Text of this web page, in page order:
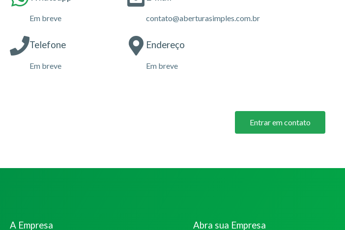
Em breve
Telefone
Em breve
contato@aberturasimples.com.br
Endereço
Em breve
Entrar em contato
A Empresa Abra sua Empresa